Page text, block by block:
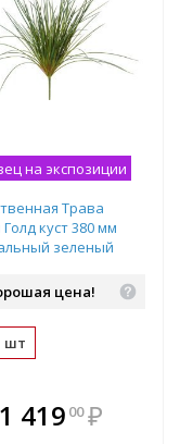
выгоднее!
на экспозиции
Трава
куст 380 мм
зеленый
цена!
шт
1 419 00 ₽